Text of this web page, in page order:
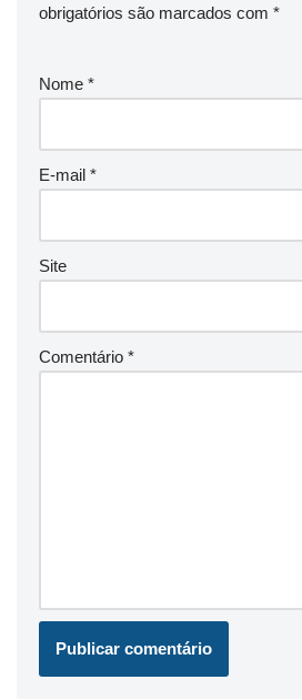
obrigatórios são marcados com *
Nome *
E-mail *
Site
Comentário *